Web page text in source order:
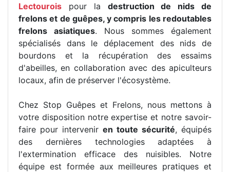
Lectourois pour la destruction de nids de
frelons et de guêpes, y compris les redoutables
frelons asiatiques. Nous sommes également
spécialisés dans le déplacement des nids de
bourdons et la récupération des essaims
d'abeilles, en collaboration avec des apiculteurs
locaux, afin de préserver l'écosystème.
Chez Stop Guêpes et Frelons, nous mettons à
votre disposition notre expertise et notre savoir-
faire pour intervenir en toute sécurité, équipés
des dernières technologies adaptées à
l'extermination efficace des nuisibles. Notre
équipe est formée aux meilleures pratiques et